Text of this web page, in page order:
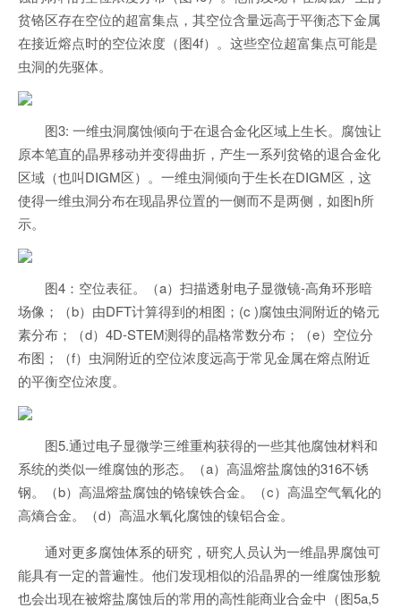
贫铬区存在空位的超富集点，其空位含量远高于平衡态下金属
在接近熔点时的空位浓度（图4f）。这些空位超富集点可能是
虫洞的先驱体。
图3: 一维虫洞腐蚀倾向于在退合金化区域上生长。腐蚀让
原本笔直的晶界移动并变得曲折，产生一系列贫铬的退合金化
区域（也叫DIGM区）。一维虫洞倾向于生长在DIGM区，这
使得一维虫洞分布在现晶界位置的一侧而不是两侧，如图h所
示。
图4：空位表征。（a）扫描透射电子显微镜-高角环形暗
场像；（b）由DFT计算得到的相图；(c )腐蚀虫洞附近的铬元
素分布；（d）4D-STEM测得的晶格常数分布；（e）空位分
布图；（f）虫洞附近的空位浓度远高于常见金属在熔点附近
的平衡空位浓度。
图5.通过电子显微学三维重构获得的一些其他腐蚀材料和
系统的类似一维腐蚀的形态。（a）高温熔盐腐蚀的316不锈
钢。（b）高温熔盐腐蚀的铬镍铁合金。（c）高温空气氧化的
高熵合金。（d）高温水氧化腐蚀的镍铝合金。
通对更多腐蚀体系的研究，研究人员认为一维晶界腐蚀可
能具有一定的普遍性。他们发现相似的沿晶界的一维腐蚀形貌
也会出现在被熔盐腐蚀后的常用的高性能商业合金中（图5a,5